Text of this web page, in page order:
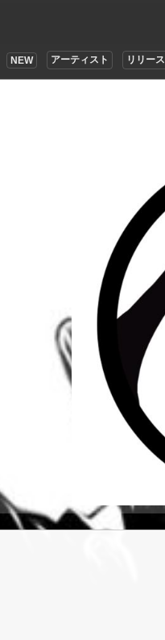
NEW アーティスト リリース